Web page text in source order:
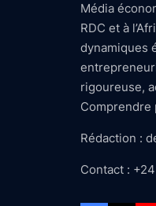
Média
RDC et à
dynamiques
rigoureuse,
Comprendre
Rédaction :
Contact :